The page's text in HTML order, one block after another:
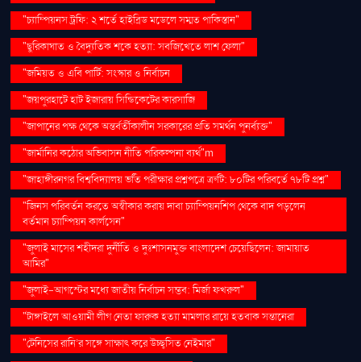
"চ্যাম্পিয়নস ট্রফি: ২ শর্তে হাইব্রিড মডেলে সম্মত পাকিস্তান"
"ছুরিকাঘাত ও বৈদ্যুতিক শকে হত্যা: সবজিখেতে লাশ ফেলা"
"জমিয়ত ও এবি পার্টি: সংস্কার ও নির্বাচন
"জয়পুরহাটে হাট ইজারায় সিন্ডিকেটের কারসাজি
"জাপানের পক্ষ থেকে অন্তর্বর্তীকালীন সরকারের প্রতি সমর্থন পুনর্ব্যক্ত"
"জার্মানির কঠোর অভিবাসন নীতি পরিকল্পনা ব্যর্থ"m
"জাহাঙ্গীরনগর বিশ্ববিদ্যালয় ভর্তি পরীক্ষার প্রশ্নপত্রে ত্রুটি: ৮০টির পরিবর্তে ৭৮টি প্রশ্ন"
"জিনস পরিবর্তন করতে অস্বীকার করায় দাবা চ্যাম্পিয়নশিপ থেকে বাদ পড়লেন
বর্তমান চ্যাম্পিয়ন কার্লসেন"
"জুলাই মাসের শহীদরা দুর্নীতি ও দুঃশাসনমুক্ত বাংলাদেশ চেয়েছিলেন: জামায়াত
আমির"
"জুলাই-আগস্টের মধ্যে জাতীয় নির্বাচন সম্ভব: মির্জা ফখরুল"
"টাঙ্গাইলে আওয়ামী লীগ নেতা ফারুক হত্যা মামলার রায়ে হতবাক সন্তানেরা
"টেনিসের রানি’র সঙ্গে সাক্ষাৎ করে উচ্ছ্বসিত নেইমার"